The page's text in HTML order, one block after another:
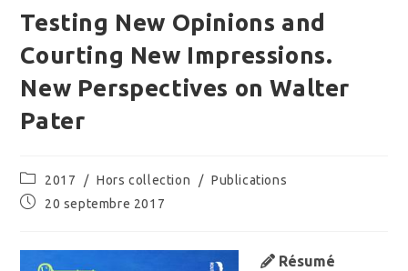
Testing New Opinions and
Courting New Impressions.
New Perspectives on Walter
Pater
Post
category:
2017 / Hors collection / Publications
Publication
20 septembre 2017
Résumé